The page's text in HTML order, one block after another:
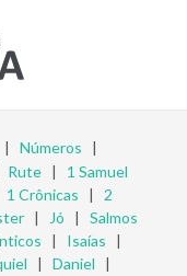
| Números |
Rute| 1 Samuel
1 Crônicas | 2
| Jó | Salmos
| Isaías |
| Daniel |